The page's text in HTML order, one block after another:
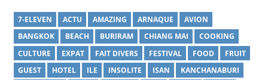
7-ELEVEN ACTU AMAZING ARNAQUE
AVION
BANGKOK
BEACH BURIRAM CHIANG MAI
COOKING
CULTURE
EXPAT FAIT DIVERS FESTIVAL FOOD
FRUIT
GUEST
HOTEL ILE INSOLITE ISAN
KANCHANABURI